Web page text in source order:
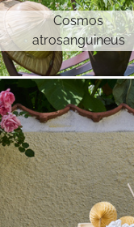
Cosmos
atrosanguineus